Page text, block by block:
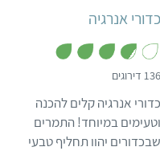
כדורי אנרגיה
136 דירוגים
.
7
מ
ת
ו
כדורי אנרגיה קלים להכנה
וטעימים במיוחד! התמרים
שבכדורים יהוו תחליף טבעי